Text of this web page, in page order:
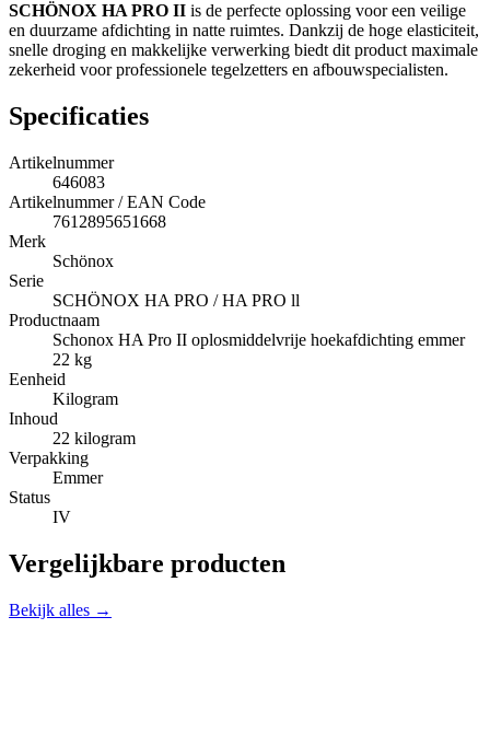
SCHÖNOX HA PRO II is de perfecte oplossing voor een veilige
en duurzame afdichting in natte ruimtes. Dankzij de hoge elasticiteit,
snelle droging en makkelijke verwerking biedt dit product maximale
zekerheid voor professionele tegelzetters en afbouwspecialisten.
Specificaties
Artikelnummer
646083
Artikelnummer / EAN Code
7612895651668
Merk
Schönox
Serie
SCHÖNOX HA PRO / HA PRO ll
Productnaam
Schonox HA Pro II oplosmiddelvrije hoekafdichting emmer
22 kg
Eenheid
Kilogram
Inhoud
22 kilogram
Verpakking
Emmer
Status
IV
Vergelijkbare producten
Bekijk alles →